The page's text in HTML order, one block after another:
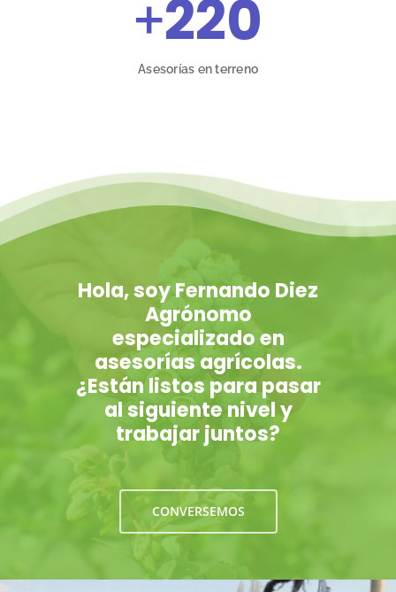
+220
Asesorías en terreno
Hola, soy Fernando Diez
Agrónomo
especializado en
asesorías agrícolas.
¿Están listos para pasar
al siguiente nivel y
trabajar juntos?
CONVERSEMOS